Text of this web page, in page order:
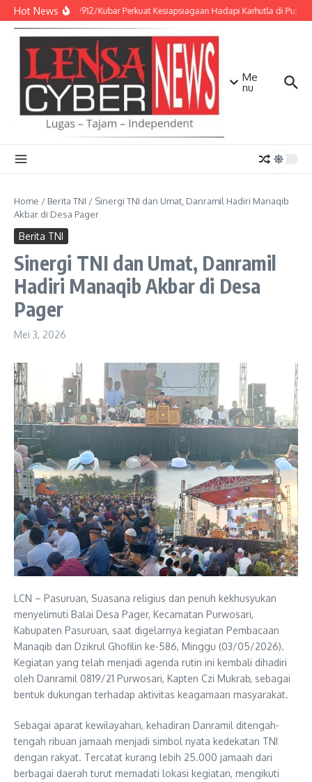
Lewati ke konten
Hot NewsKodim 0912/Kubar Perkuat Kesiapsiagaan Hadapi Karhutla di
Me
nu
Home / Berita TNI / Sinergi TNI dan Umat, Danramil Hadiri Manaqib
Akbar di Desa Pager
Berita TNI
Sinergi TNI dan Umat, Danramil
Hadiri Manaqib Akbar di Desa
Pager
Mei 3, 2026
LCN – Pasuruan, Suasana religius dan penuh kekhusyukan
menyelimuti Balai Desa Pager, Kecamatan Purwosari,
Kabupaten Pasuruan, saat digelarnya kegiatan Pembacaan
Manaqib dan Dzikrul Ghofilin ke-586, Minggu (03/05/2026).
Kegiatan yang telah menjadi agenda rutin ini kembali dihadiri
oleh Danramil 0819/21 Purwosari, Kapten Czi Mukrab, sebagai
bentuk dukungan terhadap aktivitas keagamaan masyarakat.
Sebagai aparat kewilayahan, kehadiran Danramil ditengah-
tengah ribuan jamaah menjadi simbol nyata kedekatan TNI
dengan rakyat. Tercatat kurang lebih 25.000 jamaah dari
berbagai daerah turut memadati lokasi kegiatan, mengikuti